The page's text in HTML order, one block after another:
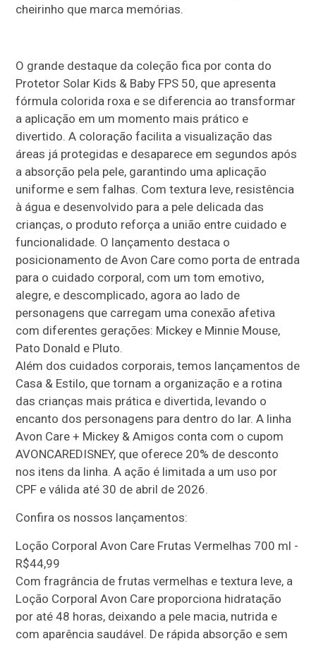
cheirinho que marca memórias.
O grande destaque da coleção fica por conta do
Protetor Solar Kids & Baby FPS 50, que apresenta
fórmula colorida roxa e se diferencia ao transformar
a aplicação em um momento mais prático e
divertido. A coloração facilita a visualização das
áreas já protegidas e desaparece em segundos após
a absorção pela pele, garantindo uma aplicação
uniforme e sem falhas. Com textura leve, resistência
à água e desenvolvido para a pele delicada das
crianças, o produto reforça a união entre cuidado e
funcionalidade. O lançamento destaca o
posicionamento de Avon Care como porta de entrada
para o cuidado corporal, com um tom emotivo,
alegre, e descomplicado, agora ao lado de
personagens que carregam uma conexão afetiva
com diferentes gerações: Mickey e Minnie Mouse,
Pato Donald e Pluto.
Além dos cuidados corporais, temos lançamentos de
Casa & Estilo, que tornam a organização e a rotina
das crianças mais prática e divertida, levando o
encanto dos personagens para dentro do lar. A linha
Avon Care + Mickey & Amigos conta com o cupom
AVONCAREDISNEY, que oferece 20% de desconto
nos itens da linha. A ação é limitada a um uso por
CPF e válida até 30 de abril de 2026.
Confira os nossos lançamentos:
Loção Corporal Avon Care Frutas Vermelhas 700 ml -
R$44,99
Com fragrância de frutas vermelhas e textura leve, a
Loção Corporal Avon Care proporciona hidratação
por até 48 horas, deixando a pele macia, nutrida e
com aparência saudável. De rápida absorção e sem